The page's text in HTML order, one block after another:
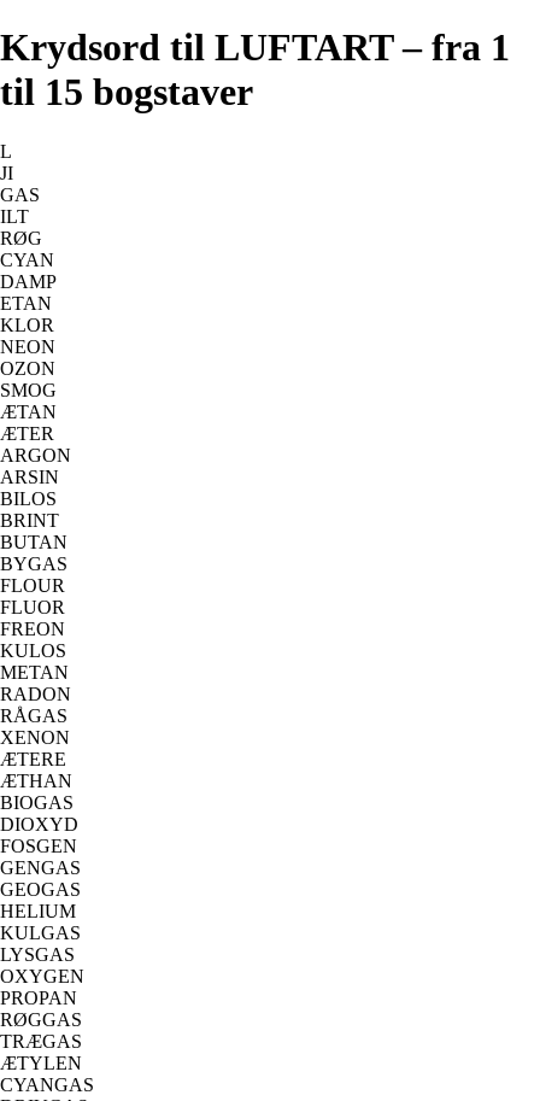
Krydsord til LUFTART – fra 1
til 15 bogstaver
L
JI
GAS
ILT
RØG
CYAN
DAMP
ETAN
KLOR
NEON
OZON
SMOG
ÆTAN
ÆTER
ARGON
ARSIN
BILOS
BRINT
BUTAN
BYGAS
FLOUR
FLUOR
FREON
KULOS
METAN
RADON
RÅGAS
XENON
ÆTERE
ÆTHAN
BIOGAS
DIOXYD
FOSGEN
GENGAS
GEOGAS
HELIUM
KULGAS
LYSGAS
OXYGEN
PROPAN
RØGGAS
TRÆGAS
ÆTYLEN
CYANGAS